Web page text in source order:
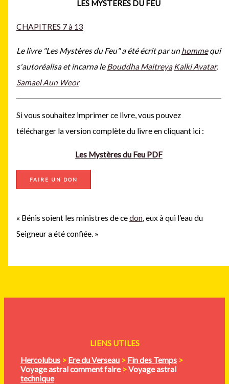
LES MYSTERES DU FEU
CHAPITRES 7 à 13
Le livre "Les Mystères du Feu" a été écrit par un hommequi
s'autoréalisa et incarna leBouddha Maitreya Kalki Avatar,
Samael Aun Weor
Si vous souhaitez imprimer ce livre, vous pouvez
télécharger la version complète du livre en cliquant ici :
Les Mystères du Feu PDF
FAIRE UN DON
« Bénis soient les ministres de cedon, eux à qui l’eau du
Seigneur a été confiée. »
LIENS UTILES
Hercolubus > Ere du Verseau > Fin des Temps >
Voyage astral comment faire >Voyage astral
technique